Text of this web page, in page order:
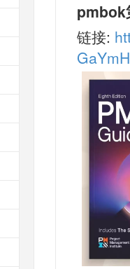
pmbok
链接: